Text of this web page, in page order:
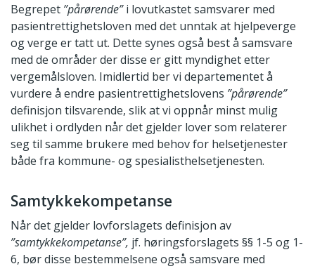
Begrepet ”pårørende”i lovutkastet samsvarer med
pasientrettighetsloven med det unntak at hjelpeverge
og verge er tatt ut. Dette synes også best å samsvare
med de områder der disse er gitt myndighet etter
vergemålsloven. Imidlertid ber vi departementet å
vurdere å endre pasientrettighetslovens ”pårørende”
definisjon tilsvarende, slik at vi oppnår minst mulig
ulikhet i ordlyden når det gjelder lover som relaterer
seg til samme brukere med behov for helsetjenester
både fra kommune- og spesialisthelsetjenesten.
Samtykkekompetanse
Når det gjelder lovforslagets definisjon av
”samtykkekompetanse”, jf. høringsforslagets §§ 1-5 og 1-
6, bør disse bestemmelsene også samsvare med